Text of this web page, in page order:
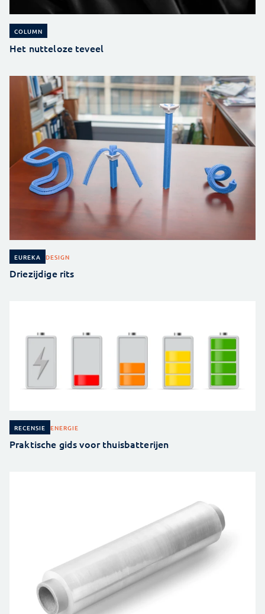
COLUMN
Het nutteloze teveel
EUREKA DESIGN
Driezijdige rits
RECENSIE ENERGIE
Praktische gids voor thuisbatterijen